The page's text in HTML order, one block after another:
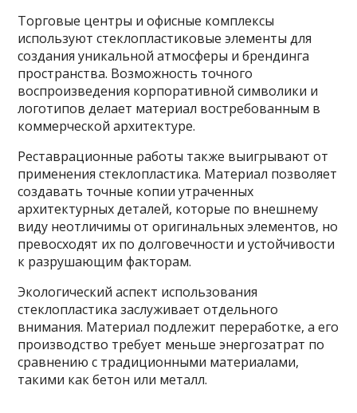
Торговые центры и офисные комплексы
используют стеклопластиковые элементы для
создания уникальной атмосферы и брендинга
пространства. Возможность точного
воспроизведения корпоративной символики и
логотипов делает материал востребованным в
коммерческой архитектуре.
Реставрационные работы также выигрывают от
применения стеклопластика. Материал позволяет
создавать точные копии утраченных
архитектурных деталей, которые по внешнему
виду неотличимы от оригинальных элементов, но
превосходят их по долговечности и устойчивости
к разрушающим факторам.
Экологический аспект использования
стеклопластика заслуживает отдельного
внимания. Материал подлежит переработке, а его
производство требует меньше энергозатрат по
сравнению с традиционными материалами,
такими как бетон или металл.